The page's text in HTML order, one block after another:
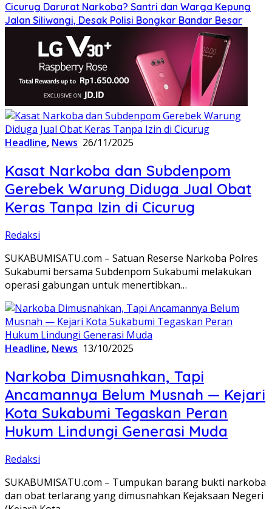
Cicurug Darurat Narkoba? Santri dan Warga Kepung
Jalan Siliwangi, Desak Polisi Bongkar Bandar Besar
Headline, News 26/11/2025
Kasat Narkoba dan Subdenpom
Gerebek Warung Diduga Jual Obat
Keras Tanpa Izin di Cicurug
Redaksi
SUKABUMISATU.com – Satuan Reserse Narkoba Polres
Sukabumi bersama Subdenpom Sukabumi melakukan
operasi gabungan untuk menertibkan…
Headline, News 13/10/2025
Narkoba Dimusnahkan, Tapi
Ancamannya Belum Musnah — Kejari
Kota Sukabumi Tegaskan Peran
Hukum Lindungi Generasi Muda
Redaksi
SUKABUMISATU.com – Tumpukan barang bukti narkoba
dan obat terlarang yang dimusnahkan Kejaksaan Negeri